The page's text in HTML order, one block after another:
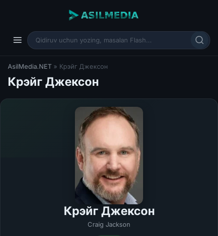
AsilMedia.NET » Крэйг Джексон
Крэйг Джексон
Крэйг Джексон
Craig Jackson